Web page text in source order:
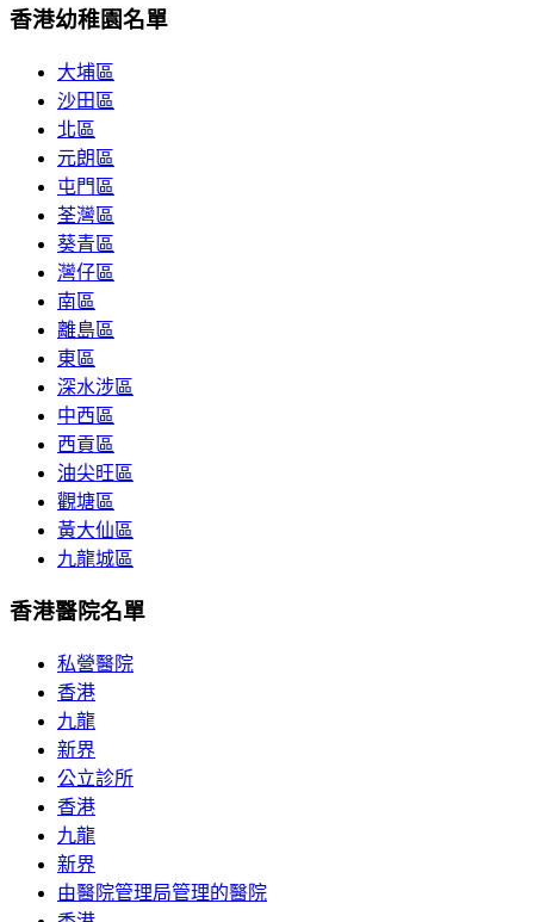
香港幼稚園名單
大埔區
沙田區
北區
元朗區
屯門區
荃灣區
葵青區
灣仔區
南區
離島區
東區
深水涉區
中西區
西貢區
油尖旺區
觀塘區
黃大仙區
九龍城區
香港醫院名單
私營醫院
香港
九龍
新界
公立診所
香港
九龍
新界
由醫院管理局管理的醫院